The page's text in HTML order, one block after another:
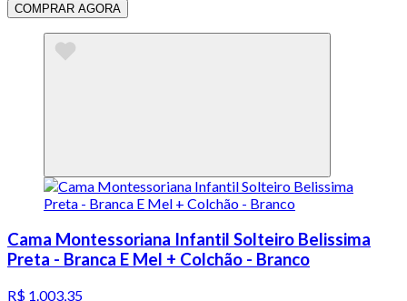
COMPRAR AGORA
Cama Montessoriana Infantil Solteiro Belissima
Preta - Branca E Mel + Colchão - Branco
R$ 1.003,35